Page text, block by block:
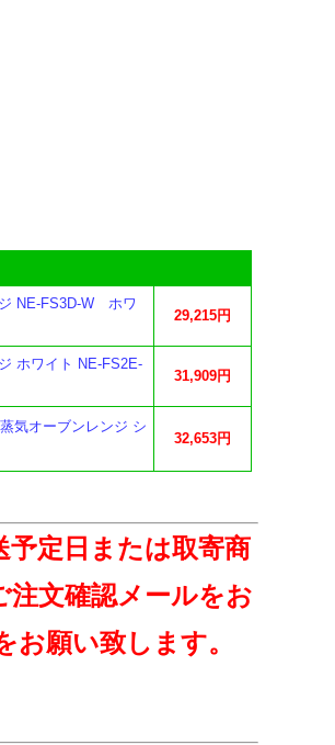
NE-FS3D-W ホワ
29,215円
ホワイト NE-FS2E-
31,909円
気オーブンレンジ シ
32,653円
定日または取寄商
注文確認メールをお
願い致します。